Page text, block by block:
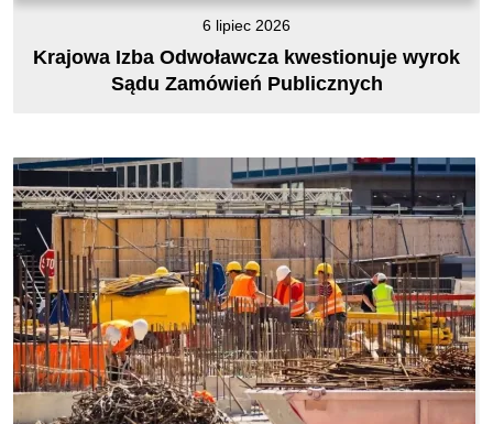
6 lipiec 2026
Krajowa Izba Odwoławcza kwestionuje wyrok
Sądu Zamówień Publicznych